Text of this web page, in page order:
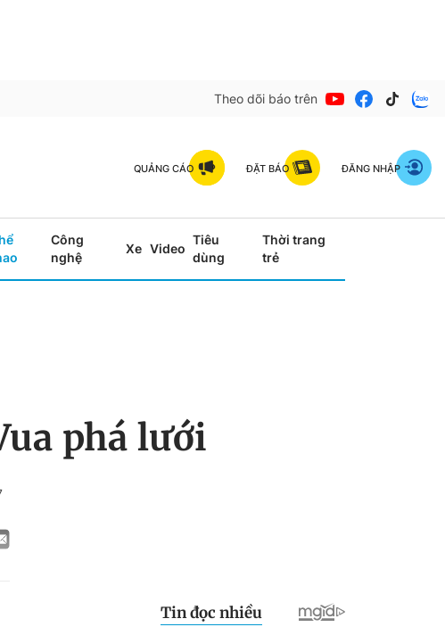
Theo dõi báo trên
QUẢNG CÁO ĐẶT BÁO ĐĂNG NHẬP
Công
nghệ
Xe Video
Tiêu
dùng
Thời trang
trẻ
phá lưới